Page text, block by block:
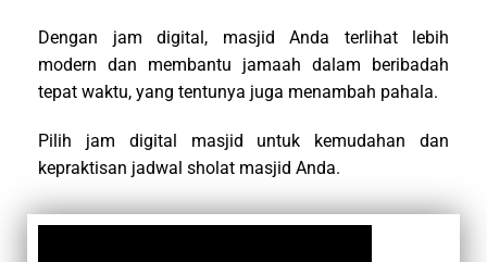
Dengan jam digital, masjid Anda terlihat lebih
modern dan membantu jamaah dalam beribadah
tepat waktu, yang tentunya juga menambah pahala.
Pilih jam digital masjid untuk kemudahan dan
kepraktisan jadwal sholat masjid Anda.